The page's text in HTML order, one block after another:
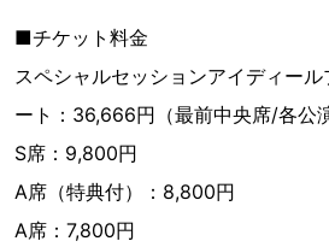
■チケット料金
スペシャルセッションアイディー
ート：36,666円（最前中央席/各公
S席：9,800円
A席（特典付）：8,800円
A席：7,800円